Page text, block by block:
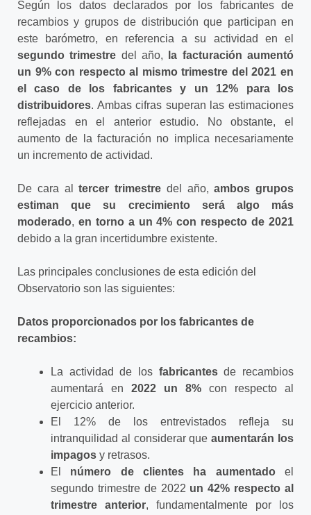
Según los datos declarados por los fabricantes de
recambios y grupos de distribución que participan en
este barómetro, en referencia a su actividad en el
segundo trimestre del año,
la facturación aumentó
un 9% con respecto al mismo trimestre del 2021 en
el caso de los fabricantes y un 12% para los
distribuidores. Ambas cifras superan las estimaciones
reflejadas en el anterior estudio. No obstante, el
aumento de la facturación no implica necesariamente
un incremento de actividad.
De cara altercer trimestre del año,ambos grupos
estiman que su crecimiento será algo más
moderado, en torno a un 4% con respecto de 2021
debido a la gran incertidumbre existente.
Las principales conclusiones de esta edición del
Observatorio son las siguientes:
Datos proporcionados por los fabricantes de
recambios:
La actividad de los fabricantesde recambios
aumentará en 2022 un 8% con respecto al
ejercicio anterior.
El 12% de los entrevistados refleja su
intranquilidad al considerar que aumentarán los
impagos y retrasos.
El número de clientes ha aumentadoel
segundo trimestre de 2022 un 42% respecto al
trimestre anterior, fundamentalmente por los